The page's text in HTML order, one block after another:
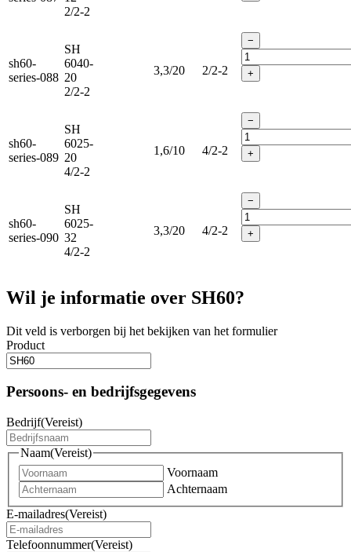
2/2-2
sh60-
series-088
SH
6040-
20
2/2-2
3,3/20 2/2-2
−
+
sh60-
series-089
SH
6025-
20
4/2-2
1,6/10 4/2-2
−
+
sh60-
series-090
SH
6025-
32
4/2-2
3,3/20 4/2-2
−
+
Wil je informatie over SH60?
Dit veld is verborgen bij het bekijken van het formulier
Product
Persoons- en bedrijfsgegevens
Bedrijf(Vereist)
Naam(Vereist)
Voornaam
Achternaam
E-mailadres(Vereist)
Telefoonnummer(Vereist)